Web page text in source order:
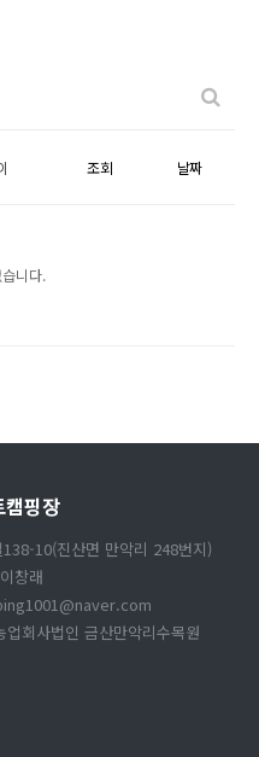
조회 날짜
니다.
캠핑장
10(진산면 만악리 248번지)
이창래
회사법인 금산만악리수목원